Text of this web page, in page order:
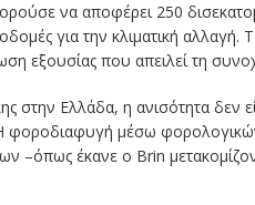
να αποφέρει 250
για την κλιματική αλλαγή.
εξουσίας που απειλεί τη
στην Ελλάδα, η ανισότητα
μέσω
–όπως έκανε ο Brin